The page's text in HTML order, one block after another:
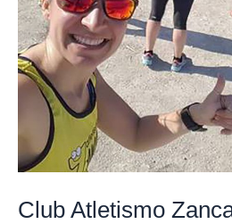
Club Atletismo
atletas…
y
ningún
premio